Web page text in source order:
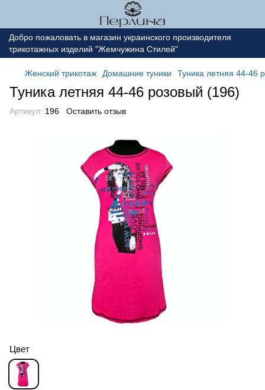
Добро пожаловать в магазин украинского производителя
трикотажных изделий "Жемчужина Стилей"
Женский трикотаж Домашние туники Туника летняя 44-46
Туника летняя 44-46 розовый (196)
Артикул: 196 Оставить отзыв
Цвет